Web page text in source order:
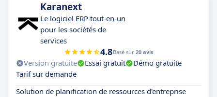
Karanext
Le logiciel ERP tout-en-un
pour les sociétés de
services
4.8Basé sur 20 avis
Version gratuite Essai gratuit
Démo gratuite
Tarif sur demande
Solution de planification de ressources d'entreprise